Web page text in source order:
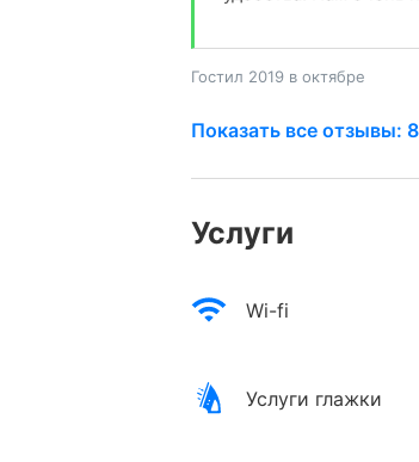
Гостил 2019 в октябре
Показать все отзывы: 8
Услуги
Wi-fi
Услуги глажки